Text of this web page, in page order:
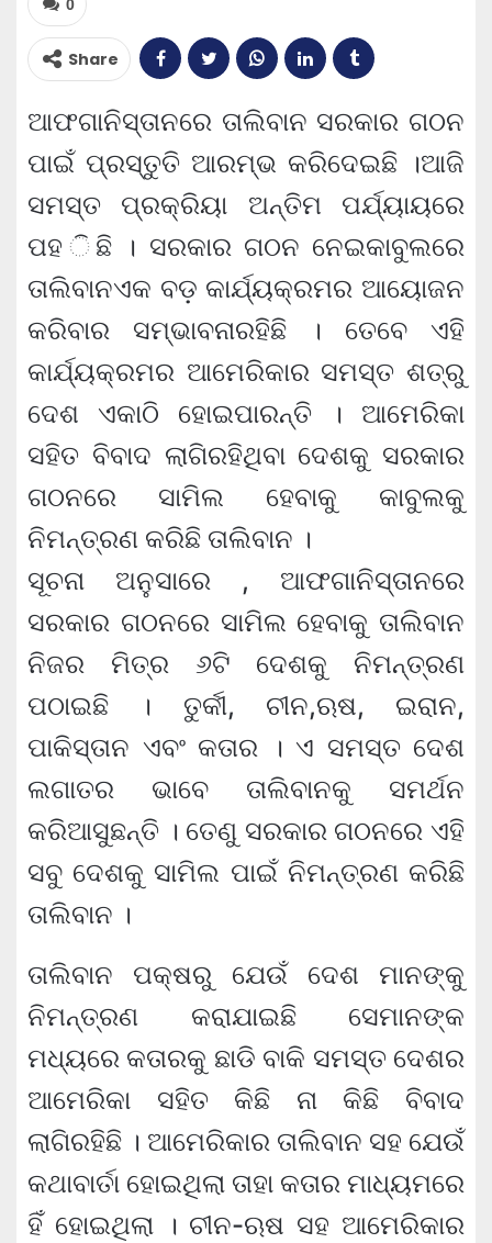
0
Share
ଆଫଗାନିସ୍ତାନରେ ତାଲିବାନ ସରକାର ଗଠନ
ପାଇଁ ପ୍ରସ୍ତୁତି ଆରମ୍ଭ କରିଦେଇଛି ।ଆଜି
ସମସ୍ତ ପ୍ରକ୍ରିୟା ଅନ୍ତିମ ପର୍ଯ୍ୟାୟରେ
ପହ ିଛି । ସରକାର ଗଠନ ନେଇକାବୁଲରେ
ତାଲିବାନଏକ ବଡ଼ କାର୍ଯ୍ୟକ୍ରମର ଆୟୋଜନ
କରିବାର ସମ୍ଭାବନାରହିଛି । ତେବେ ଏହି
କାର୍ଯ୍ୟକ୍ରମର ଆମେରିକାର ସମସ୍ତ ଶତ୍ରୁ
ଦେଶ ଏକାଠି ହୋଇପାରନ୍ତି । ଆମେରିକା
ସହିତ ବିବାଦ ଲାଗିରହିଥିବା ଦେଶକୁ ସରକାର
ଗଠନରେ ସାମିଲ ହେବାକୁ କାବୁଲକୁ
ନିମନ୍ତ୍ରଣ କରିଛି ତାଲିବାନ ।
ସୂଚନା ଅନୁସାରେ , ଆଫଗାନିସ୍ତାନରେ
ସରକାର ଗଠନରେ ସାମିଲ ହେବାକୁ ତାଲିବାନ
ନିଜର ମିତ୍ର ୬ଟି ଦେଶକୁ ନିମନ୍ତ୍ରଣ
ପଠାଇଛି । ତୁର୍କୀ, ଚୀନ,ଋଷ, ଇରାନ,
ପାକିସ୍ତାନ ଏବଂ କତାର । ଏ ସମସ୍ତ ଦେଶ
ଲଗାତର ଭାବେ ତାଲିବାନକୁ ସମର୍ଥନ
କରିଆସୁଛନ୍ତି । ତେଣୁ ସରକାର ଗଠନରେ ଏହି
ସବୁ ଦେଶକୁ ସାମିଲ ପାଇଁ ନିମନ୍ତ୍ରଣ କରିଛି
ତାଲିବାନ ।
ତାଲିବାନ ପକ୍ଷରୁ ଯେଉଁ ଦେଶ ମାନଙ୍କୁ
ନିମନ୍ତ୍ରଣ କରାଯାଇଛି ସେମାନଙ୍କ
ମଧ୍ୟରେ କତାରକୁ ଛାଡି ବାକି ସମସ୍ତ ଦେଶର
ଆମେରିକା ସହିତ କିଛି ନା କିଛି ବିବାଦ
ଲାଗିରହିଛି । ଆମେରିକାର ତାଲିବାନ ସହ ଯେଉଁ
କଥାବାର୍ତା ହୋଇଥିଲା ତାହା କତାର ମାଧ୍ୟମରେ
ହିଁ ହୋଇଥିଲା । ଚୀନ-ଋଷ ସହ ଆମେରିକାର